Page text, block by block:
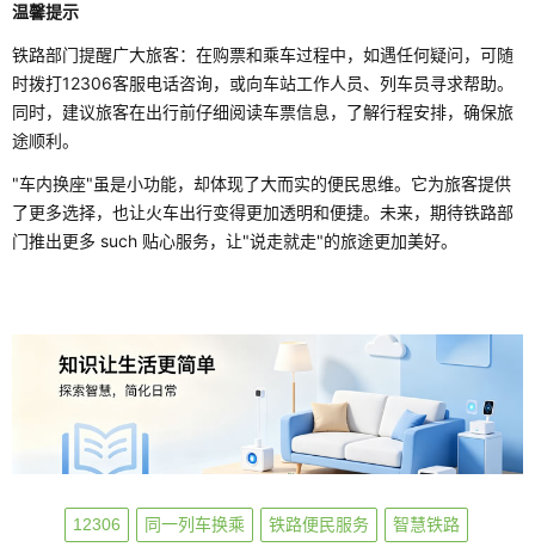
温馨提示
铁路部门提醒广大旅客：在购票和乘车过程中，如遇任何疑问，可随
时拨打12306客服电话咨询，或向车站工作人员、列车员寻求帮助。
同时，建议旅客在出行前仔细阅读车票信息，了解行程安排，确保旅
途顺利。
"车内换座"虽是小功能，却体现了大而实的便民思维。它为旅客提供
了更多选择，也让火车出行变得更加透明和便捷。未来，期待铁路部
门推出更多 such 贴心服务，让"说走就走"的旅途更加美好。
12306 同一列车换乘 铁路便民服务 智慧铁路